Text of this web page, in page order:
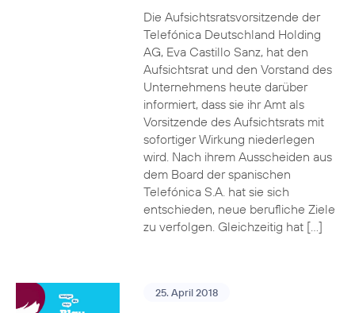
Die Aufsichtsratsvorsitzende der
Telefónica Deutschland Holding
AG, Eva Castillo Sanz, hat den
Aufsichtsrat und den Vorstand des
Unternehmens heute darüber
informiert, dass sie ihr Amt als
Vorsitzende des Aufsichtsrats mit
sofortiger Wirkung niederlegen
wird. Nach ihrem Ausscheiden aus
dem Board der spanischen
Telefónica S.A. hat sie sich
entschieden, neue berufliche Ziele
zu verfolgen. Gleichzeitig hat […]
25. April 2018